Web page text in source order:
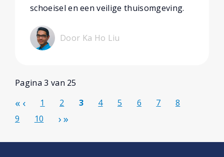
schoeisel en een veilige thuisomgeving.
Door Ka Ho Liu
Pagina 3 van 25
1
2 3 4 5 6 7
8
9
10